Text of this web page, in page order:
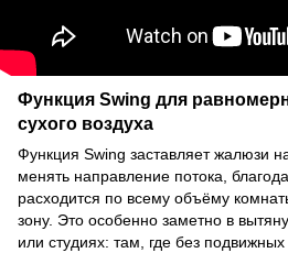
Функция Swing для
сухого воздуха
Функция Swing заставляет жалюзи
менять направление потока,
расходится по всему объёму
зону. Это особенно заметно в
или студиях: там, где без